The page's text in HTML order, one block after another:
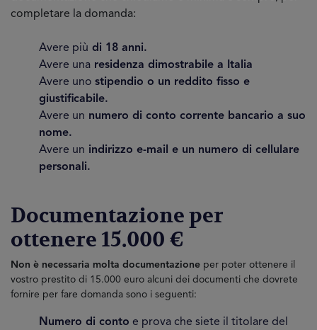
completare la domanda:
Avere più di 18 anni.
Avere una residenza dimostrabile a Italia
Avere uno stipendio o un reddito fisso e
giustificabile.
Avere un numero di conto corrente bancario a suo
nome.
Avere un indirizzo e-mail e un numero di cellulare
personali.
Documentazione per
ottenere 15.000 €
Non è necessaria molta documentazione per poter ottenere il
vostro prestito di 15.000 euro alcuni dei documenti che dovrete
fornire per fare domanda sono i seguenti:
Numero di conto e prova che siete il titolare del